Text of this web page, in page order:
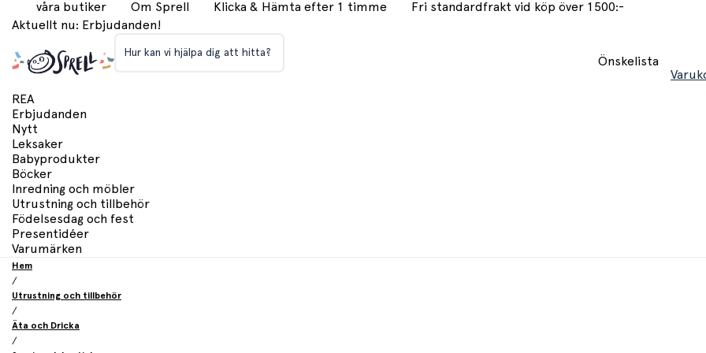
våra butiker Om Sprell Klicka & Hämta efter 1 timme
Fri standardfrakt vid köp över 1500:-
Aktuellt nu: Erbjudanden!
Hur kan vi hjälpa dig att hitta?
Önskelista
REA
Erbjudanden
Nytt
Leksaker
Babyprodukter
Böcker
Inredning och möbler
Utrustning och tillbehör
Födelsesdag och fest
Presentidéer
Varumärken
Hem
/
Utrustning och tillbehör
/
Äta och Dricka
/